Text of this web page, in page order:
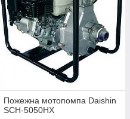
Пожежна мотопомпа Daishin
SCH-5050HX